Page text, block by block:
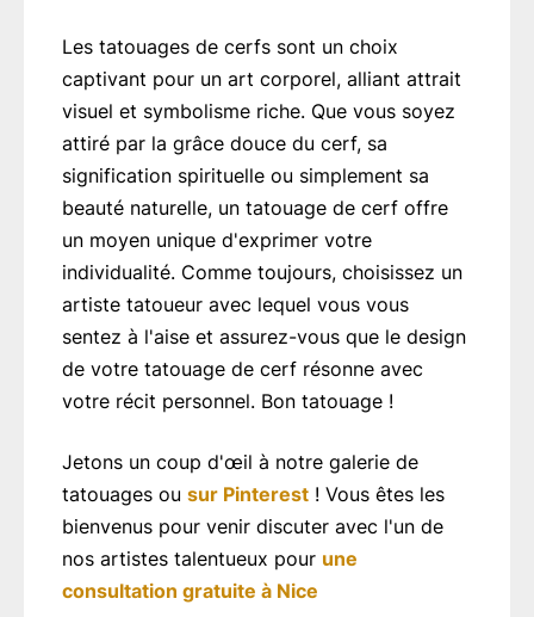
Les tatouages de cerfs sont un choix
captivant pour un art corporel, alliant attrait
visuel et symbolisme riche. Que vous soyez
attiré par la grâce douce du cerf, sa
signification spirituelle ou simplement sa
beauté naturelle, un tatouage de cerf offre
un moyen unique d'exprimer votre
individualité. Comme toujours, choisissez un
artiste tatoueur avec lequel vous vous
sentez à l'aise et assurez-vous que le design
de votre tatouage de cerf résonne avec
votre récit personnel. Bon tatouage !
Jetons un coup d'œil à notre galerie de
tatouages ou sur Pinterest ! Vous êtes les
bienvenus pour venir discuter avec l'un de
nos artistes talentueux pour une
consultation gratuite à Nice